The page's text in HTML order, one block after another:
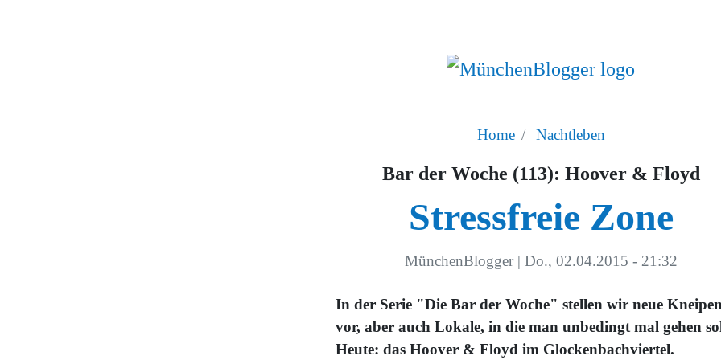
Home Nachtleben
Bar der Woche (113): Hoover & Floyd
Stressfreie Zone
MünchenBlogger | Do., 02.04.2015 - 21:32
In der Serie "Die Bar der Woche" stellen wir neue
vor, aber auch Lokale, in die man unbedingt mal gehen
Heute: das Hoover & Floyd im Glockenbachviertel.